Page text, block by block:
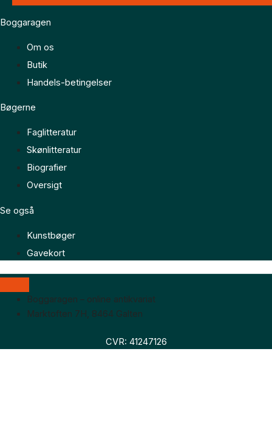
Boggaragen
Om os
Butik
Handels-betingelser
Bøgerne
Faglitteratur
Skønlitteratur
Biografier
Oversigt
Se også
Kunstbøger
Gavekort
Boggaragen – online antikvariat
Marktoften 7H, 8464 Galten
CVR: 41247126